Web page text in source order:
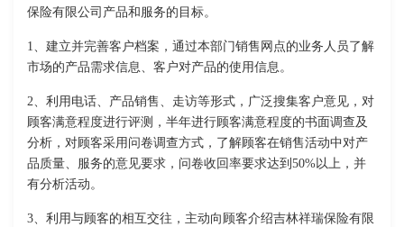
保险有限公司产品和服务的目标。
1、建立并完善客户档案，通过本部门销售网点的业务人员了解
市场的产品需求信息、客户对产品的使用信息。
2、利用电话、产品销售、走访等形式，广泛搜集客户意见，对
顾客满意程度进行评测，半年进行顾客满意程度的书面调查及
分析，对顾客采用问卷调查方式，了解顾客在销售活动中对产
品质量、服务的意见要求，问卷收回率要求达到50%以上，并
有分析活动。
3、利用与顾客的相互交往，主动向顾客介绍吉林祥瑞保险有限